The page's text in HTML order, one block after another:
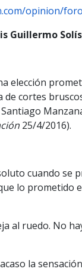
opinion/
Guillermo
elección
cortes
25/4/2016).
cuando
lo prometido
al ruedo. No
la